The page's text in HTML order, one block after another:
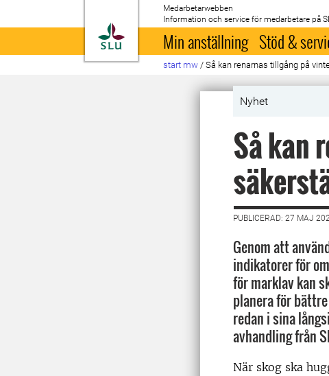
Till startsida
Medarbetarwebben
Information och service för medarbetare på
Min anställning Stöd &
start mw / Så kan renarnas tillgång på
Nyhet
Så kan
PUBLICERAD: 27 MAJ
Genom att
indikatorer för
för marklav kan
planera för
redan i sina
avhandling från
När skog ska